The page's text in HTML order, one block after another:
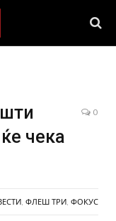
чека
0
ФЛЕШ ТРИ ФОКУС